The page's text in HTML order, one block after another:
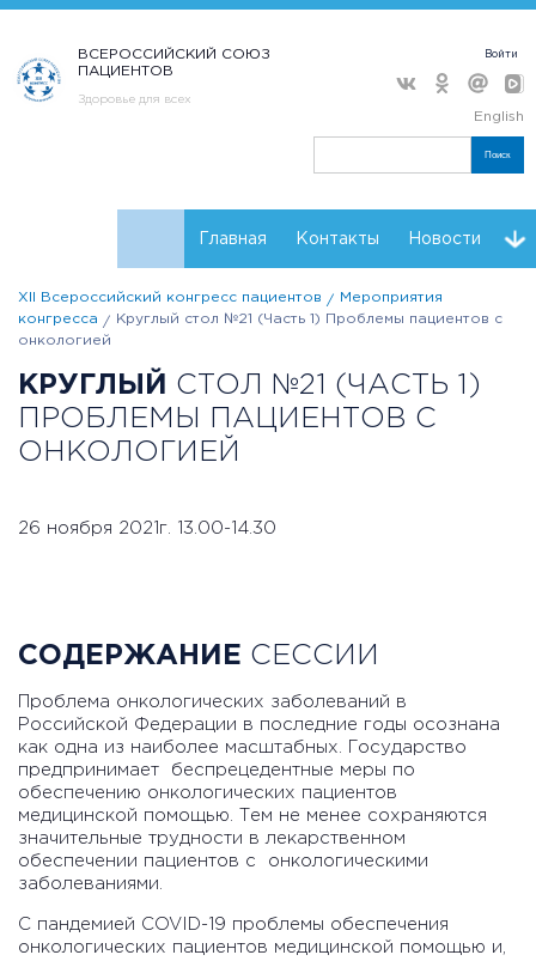
ВСЕРОССИЙСКИЙ СОЮЗ
ПАЦИЕНТОВ
Здоровье для всех
Войти
English
Поиск
Главная Контакты Новости
Расписание Регистрация Мнения
XII Всероссийский конгресс пациентов
Мероприятия
конгресса
Круглый стол №21 (Часть 1) Проблемы пациентов с
онкологией
КРУГЛЫЙ
СТОЛ №21 (ЧАСТЬ 1)
ПРОБЛЕМЫ ПАЦИЕНТОВ С
ОНКОЛОГИЕЙ
26 ноября 2021г. 13.00-14.30
СОДЕРЖАНИЕ СЕССИИ
Проблема онкологических заболеваний в
Российской Федерации в последние годы осознана
как одна из наиболее масштабных. Государство
предпринимает беспрецедентные меры по
обеспечению онкологических пациентов
медицинской помощью. Тем не менее сохраняются
значительные трудности в лекарственном
обеспечении пациентов с онкологическими
заболеваниями.
С пандемией COVID-19 проблемы обеспечения
онкологических пациентов медицинской помощью и,